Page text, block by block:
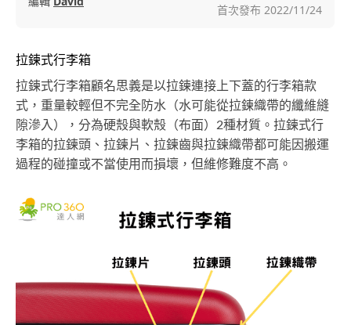
首次發布 2022/11/24
拉鍊式行李箱
拉鍊式行李箱顧名思義是以拉鍊連接上下蓋的行李箱款
式，重量較輕但不完全防水（水可能從拉鍊織帶的纖維縫
隙滲入），分為硬殼與軟殼（布面）2種材質。拉鍊式行
李箱的拉鍊頭、拉鍊片、拉鍊齒與拉鍊織帶都可能因搬運
過程的碰撞或不當使用而損壞，但維修難度不高。